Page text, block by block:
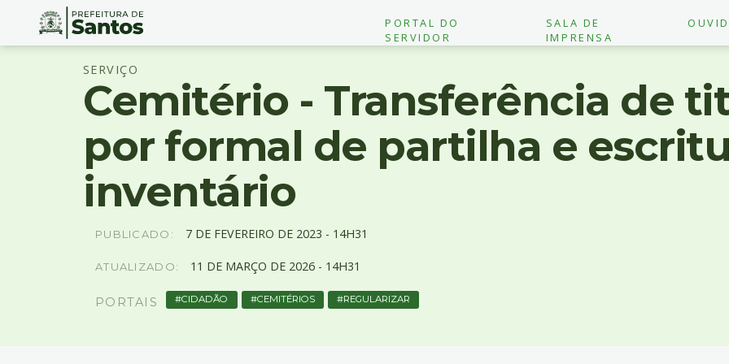
Ir
PORTAL DO
SERVIDOR
SALA DE
IMPRENSA
Conteúdo
SERVIÇO
Cemitério - Transferência de
por formal de partilha e
inventário
PUBLICADO: 7 DE FEVEREIRO DE 2023 - 14H31
ATUALIZADO: 11 DE MARÇO DE 2026 - 14H31
PORTAIS CIDADÃO CEMITÉRIOS REGULARIZAR